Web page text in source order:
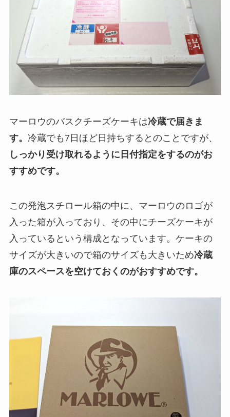
マーロウのバスクチーズケーキは冷蔵で届きま
す。 冷蔵でも7日ほど日持ちするとのことですが、
しっかり受け取れるように日付指定をするのがお
すすめです。
この発泡スチロール箱の中に、マーロウのロゴが
入った箱が入っており、その中にチーズケーキが
入っているという構成となっています。ケーキの
サイズが大きいので箱のサイズも大きいため冷蔵
庫のスペースを空けておくのがおすすめです。